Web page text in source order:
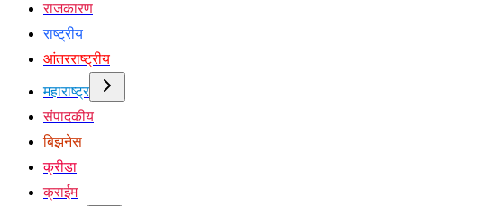
राजकारण
राष्ट्रीय
आंतरराष्ट्रीय
महाराष्ट्र
संपादकीय
बिझनेस
क्रीडा
क्राईम